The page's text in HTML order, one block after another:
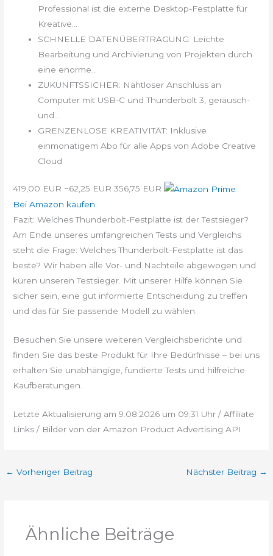
Professional ist die externe Desktop-Festplatte für
Kreative...
SCHNELLE DATENÜBERTRAGUNG: Leichte
Bearbeitung und Archivierung von Projekten durch
eine enorme...
ZUKUNFTSSICHER: Nahtloser Anschluss an
Computer mit USB-C und Thunderbolt 3, geräusch-
und...
GRENZENLOSE KREATIVITÄT: Inklusive
einmonatigem Abo für alle Apps von Adobe Creative
Cloud
419,00 EUR −62,25 EUR 356,75 EUR
Bei Amazon kaufen
Fazit: Welches Thunderbolt-Festplatte ist der Testsieger?
Am Ende unseres umfangreichen Tests und Vergleichs
steht die Frage: Welches Thunderbolt-Festplatte ist das
beste? Wir haben alle Vor- und Nachteile abgewogen und
küren unseren Testsieger. Mit unserer Hilfe können Sie
sicher sein, eine gut informierte Entscheidung zu treffen
und das für Sie passende Modell zu wählen.
Besuchen Sie unsere weiteren Vergleichsberichte und
finden Sie das beste Produkt für Ihre Bedürfnisse – bei uns
erhalten Sie unabhängige, fundierte Tests und hilfreiche
Kaufberatungen.
Letzte Aktualisierung am 9.08.2026 um 09:31 Uhr / Affiliate
Links / Bilder von der Amazon Product Advertising API
← Vorheriger Beitrag Nächster Beitrag →
Ähnliche Beiträge